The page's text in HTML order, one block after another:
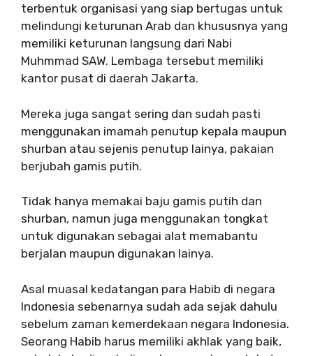
terbentuk organisasi yang siap bertugas untuk
melindungi keturunan Arab dan khususnya yang
memiliki keturunan langsung dari Nabi
Muhmmad SAW. Lembaga tersebut memiliki
kantor pusat di daerah Jakarta.
Mereka juga sangat sering dan sudah pasti
menggunakan imamah penutup kepala maupun
shurban atau sejenis penutup lainya, pakaian
berjubah gamis putih.
Tidak hanya memakai baju gamis putih dan
shurban, namun juga menggunakan tongkat
untuk digunakan sebagai alat memabantu
berjalan maupun digunakan lainya.
Asal muasal kedatangan para Habib di negara
Indonesia sebenarnya sudah ada sejak dahulu
sebelum zaman kemerdekaan negara Indonesia.
Seorang Habib harus memiliki akhlak yang baik,